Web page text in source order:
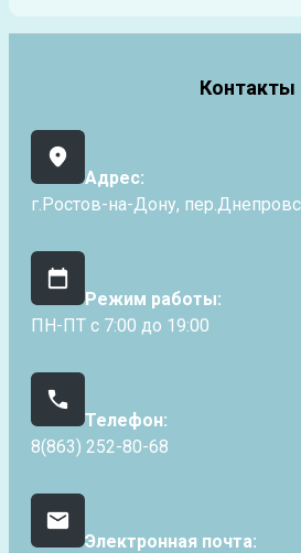
Контакты
Адрес:
г.Ростов-на-Дону,
Режим работы:
ПН-ПТ с 7:00 до 19:00
Телефон:
8(863) 252-80-68
Электронная почта: